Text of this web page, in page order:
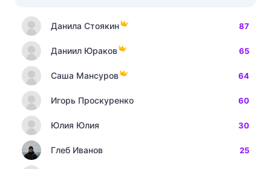
Данила Стоякин 87
Даниил Юраков 65
Саша Мансуров 64
Игорь Проскуренко 60
Юлия Юлия 30
Глеб Иванов 25